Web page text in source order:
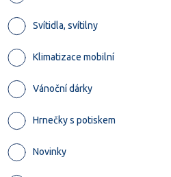
Svítidla, svítilny
Klimatizace mobilní
Vánoční dárky
Hrnečky s potiskem
Novinky